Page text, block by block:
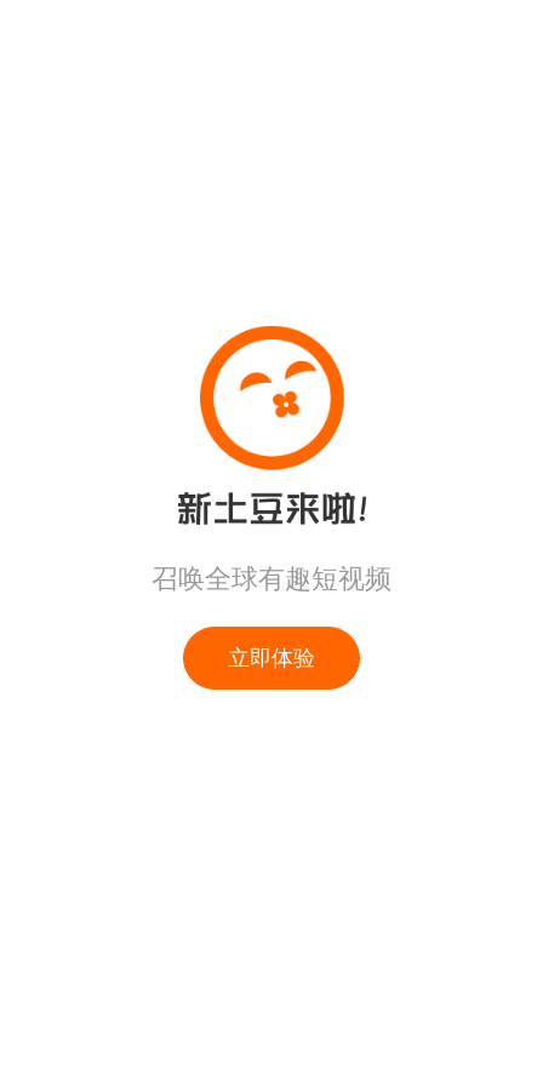
召唤全球有趣短视频
立即体验